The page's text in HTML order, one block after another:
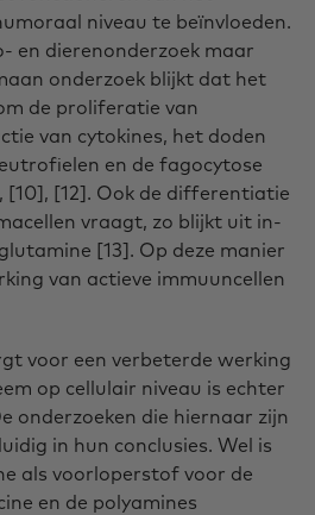
niveau te beïnvloeden.
en dierenonderzoek maar
onderzoek blijkt dat het
de proliferatie van
van cytokines, het doden
en de fagocytose
[12]. Ook de differentiatie
vraagt, zo blijkt uit in-
[13]. Op deze manier
van actieve immuuncellen
voor een verbeterde werking
op cellulair niveau is echter
onderzoeken die hiernaar zijn
in hun conclusies. Wel is
als voorloperstof voor de
en de polyamines